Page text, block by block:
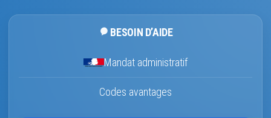
BESOIN D’AIDE
Mandat administratif
Codes avantages